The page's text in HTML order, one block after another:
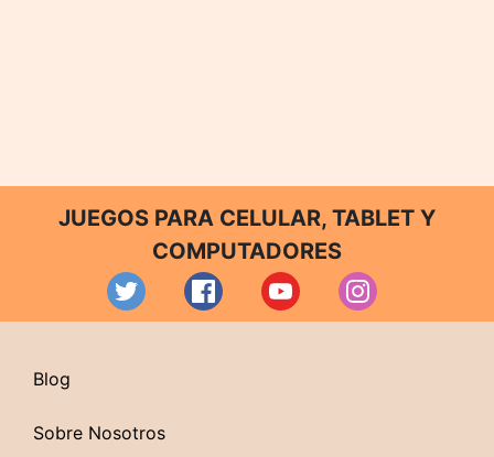
JUEGOS PARA CELULAR, TABLET Y
COMPUTADORES
Blog
Sobre Nosotros